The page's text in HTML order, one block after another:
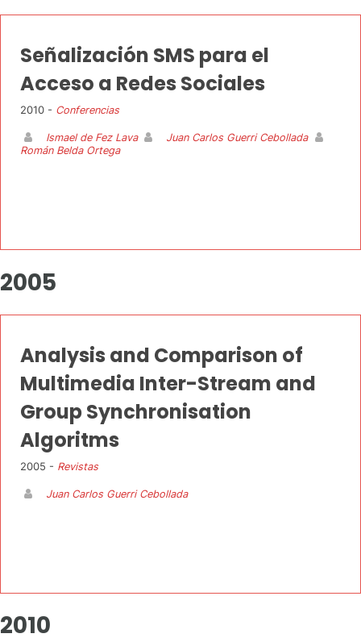
Señalización SMS para el
Acceso a Redes Sociales
2010 - Conferencias
Ismael de Fez Lava
Juan Carlos Guerri Cebollada
Román Belda Ortega
2005
Analysis and Comparison of
Multimedia Inter-Stream and
Group Synchronisation
Algoritms
2005 - Revistas
Juan Carlos Guerri Cebollada
2010